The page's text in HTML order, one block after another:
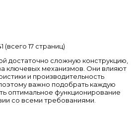
(всего 17 страниц)
достаточно сложную конструкцию,
ключевых механизмов. Они влияют
и производительность
важно подобрать каждую
оптимальное функционирование
со всеми требованиями.